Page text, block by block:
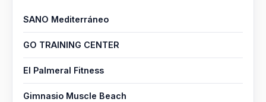
SANO Mediterráneo
GO TRAINING CENTER
El Palmeral Fitness
Gimnasio Muscle Beach